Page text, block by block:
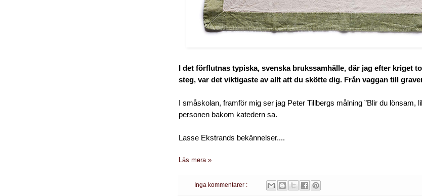
I det förflutnas typiska, svenska brukssamhälle, där jag efter kriget
steg, var det viktigaste av allt att du skötte dig. Från vaggan till
I småskolan, framför mig ser jag Peter Tillbergs målning ”Blir du lönsam,
personen bakom katedern sa.
Lasse Ekstrands bekännelser....
Läs mera »
Inga kommentarer :